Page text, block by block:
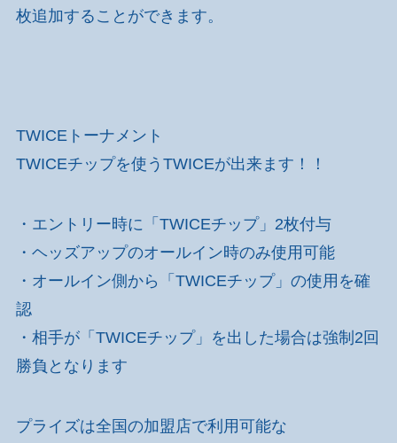
枚追加することができます。
TWICEトーナメント
TWICEチップを使うTWICEが出来ます！！
・エントリー時に「TWICEチップ」2枚付与
・ヘッズアップのオールイン時のみ使用可能
・オールイン側から「TWICEチップ」の使用を確
認
・相手が「TWICEチップ」を出した場合は強制2回
勝負となります
プライズは全国の加盟店で利用可能な